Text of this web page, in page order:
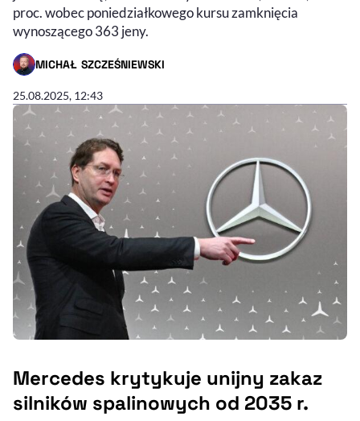
proc. wobec poniedziałkowego kursu zamknięcia
wynoszącego 363 jeny.
MICHAŁ SZCZEŚNIEWSKI
- AUTOR ARTYKUŁU - PROFIL
25.08.2025, 12:43
Mercedes krytykuje unijny zakaz
silników spalinowych od 2035 r.